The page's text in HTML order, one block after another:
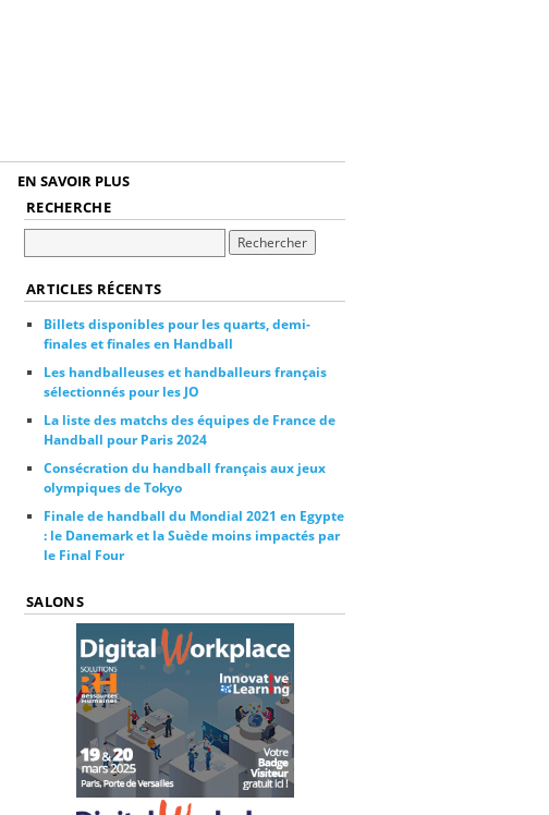
EN SAVOIR PLUS
RECHERCHE
ARTICLES RÉCENTS
Billets disponibles pour les quarts, demi-
finales et finales en Handball
Les handballeuses et handballeurs français
sélectionnés pour les JO
La liste des matchs des équipes de France de
Handball pour Paris 2024
Consécration du handball français aux jeux
olympiques de Tokyo
Finale de handball du Mondial 2021 en Egypte
: le Danemark et la Suède moins impactés par
le Final Four
SALONS